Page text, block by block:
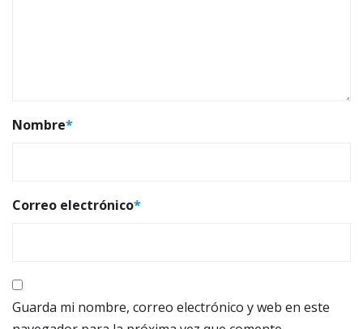
Nombre*
Correo electrónico*
Guarda mi nombre, correo electrónico y web en este